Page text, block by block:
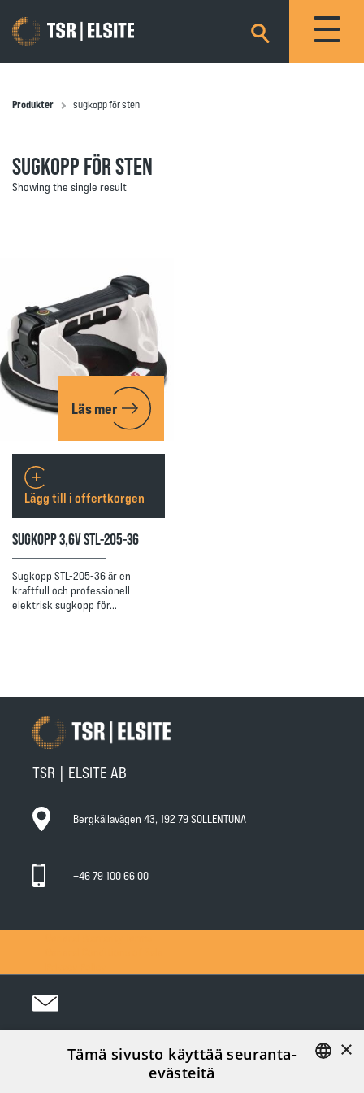
×
Produkter sugkopp för sten
SUGKOPP FÖR STEN
Showing the single result
Läs mer
SUGKOPP 3,6V STL-205-36
Sugkopp STL-205-36 är en
kraftfull och professionell
elektrisk sugkopp för…
Lägg till i offertkorgen
TSR | ELSITE AB
Bergkällavägen 43, 192 79 SOLLENTUNA
+46 79 100 66 00
×
Tämä sivusto käyttää seuranta-
evästeitä